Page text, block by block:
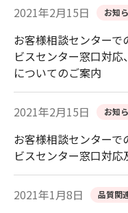
2021年2月15日 お知
お客様相談センター
ビスセンター窓口対
についてのご案内
2021年2月15日 お知
お客様相談センター
ビスセンター窓口対
2021年1月8日 品質関